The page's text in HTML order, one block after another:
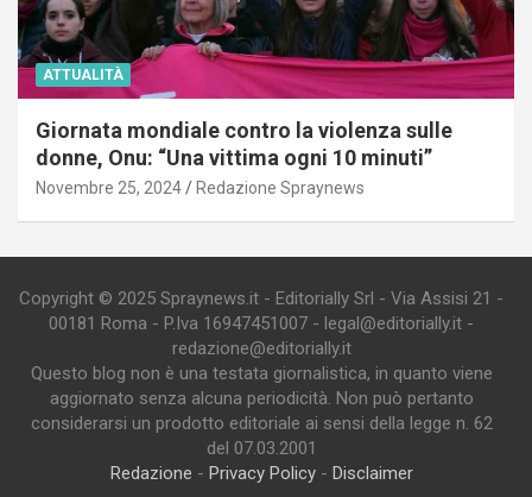
ATTUALITÀ
Giornata mondiale contro la violenza sulle
donne, Onu: “Una vittima ogni 10 minuti”
Novembre 25, 2024 Redazione Spraynews
Copyright © 2025 Spraynews.it - Editorially Srl - Via Assisi 21 -
00181 Roma - P.Iva 16947451007 - legal@editorially.it -
redazione@editorially.it
Questo blog non è una testata giornalistica, in quanto viene
aggiornato senza alcuna periodicità. Non può pertanto
considerarsi un prodotto editoriale ai sensi della legge n. 62
del 07.03.2001
Redazione - Privacy Policy- Disclaimer